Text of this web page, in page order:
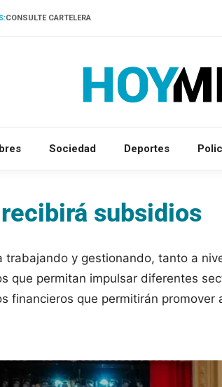
CONSULTE CARTELERA
Sociedad Deportes
subsidios
trabajando y gestionando, tanto a
que permitan impulsar diferentes
financieros que permitirán